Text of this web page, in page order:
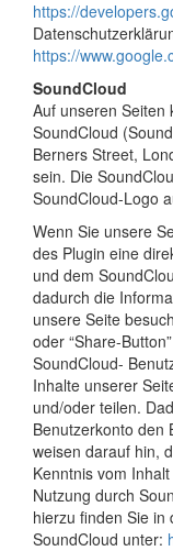
https://
https://
SoundCloud
Auf unseren Seiten
SoundCloud
Berners Street,
sein. Die
SoundCloud-Logo
Wenn Sie unsere
des Plugin eine
und dem
dadurch die
unsere Seite
oder “Share-
SoundCloud-
Inhalte unserer
und/oder teilen.
Benutzerkonto den
weisen darauf hin,
Kenntnis vom
Nutzung durch
hierzu finden Sie in
SoundCloud unter: